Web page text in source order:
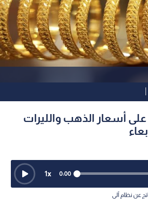
أسعار الذهب والليرات
0:00
1x
عن نظام آلي